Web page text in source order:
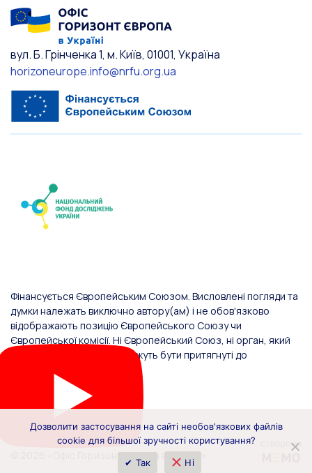
вул. Б. Грінченка 1, м. Київ, 01001, Україна
horizoneurope.info@nrfu.org.ua
Фінансується Європейським Союзом. Висловлені погляди та
думки належать виключно автору(ам) і не обов'язково
відображають позицію Європейського Союзу чи
Європейської комісії. Ні Європейський Союз, ні орган, який
надав фінансування, не можуть бути притягнуті до
© 2026 «Офіс Горизонт Європа в Україні»
Дозволити застосування на сайті необов'язкових файлів
cookie для більшої зручності користування?
✔ Так
Ні